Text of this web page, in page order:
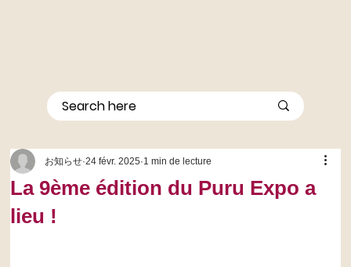
La 9ème édition du Puru Expo a
lieu !
お知らせ 24 févr. 2025 1 min de lecture